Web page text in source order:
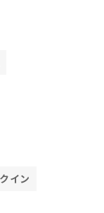
イン